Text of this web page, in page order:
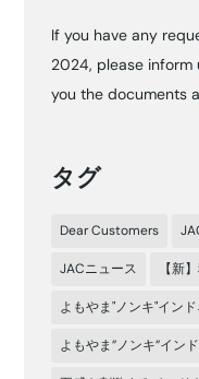
イ
ブ
If you have any
2024, please inform
you the documents
タグ
Dear Customers
JACニュース 【新
よもやま"ノンキ"イン
よもやま”ノンキ”イン